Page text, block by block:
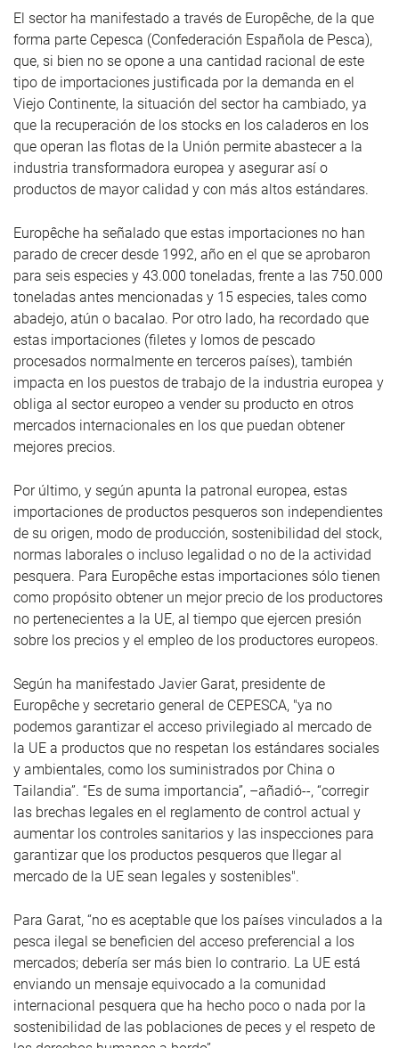
El sector ha manifestado a través de Europêche, de la que
forma parte Cepesca (Confederación Española de Pesca),
que, si bien no se opone a una cantidad racional de este
tipo de importaciones justificada por la demanda en el
Viejo Continente, la situación del sector ha cambiado, ya
que la recuperación de los stocks en los caladeros en los
que operan las flotas de la Unión permite abastecer a la
industria transformadora europea y asegurar así o
productos de mayor calidad y con más altos estándares.
Europêche ha señalado que estas importaciones no han
parado de crecer desde 1992, año en el que se aprobaron
para seis especies y 43.000 toneladas, frente a las 750.000
toneladas antes mencionadas y 15 especies, tales como
abadejo, atún o bacalao. Por otro lado, ha recordado que
estas importaciones (filetes y lomos de pescado
procesados normalmente en terceros países), también
impacta en los puestos de trabajo de la industria europea y
obliga al sector europeo a vender su producto en otros
mercados internacionales en los que puedan obtener
mejores precios.
Por último, y según apunta la patronal europea, estas
importaciones de productos pesqueros son independientes
de su origen, modo de producción, sostenibilidad del stock,
normas laborales o incluso legalidad o no de la actividad
pesquera. Para Europêche estas importaciones sólo tienen
como propósito obtener un mejor precio de los productores
no pertenecientes a la UE, al tiempo que ejercen presión
sobre los precios y el empleo de los productores europeos.
Según ha manifestado Javier Garat, presidente de
Europêche y secretario general de CEPESCA, "ya no
podemos garantizar el acceso privilegiado al mercado de
la UE a productos que no respetan los estándares sociales
y ambientales, como los suministrados por China o
Tailandia”. “Es de suma importancia”, –añadió--, “corregir
las brechas legales en el reglamento de control actual y
aumentar los controles sanitarios y las inspecciones para
garantizar que los productos pesqueros que llegar al
mercado de la UE sean legales y sostenibles".
Para Garat, “no es aceptable que los países vinculados a la
pesca ilegal se beneficien del acceso preferencial a los
mercados; debería ser más bien lo contrario. La UE está
enviando un mensaje equivocado a la comunidad
internacional pesquera que ha hecho poco o nada por la
sostenibilidad de las poblaciones de peces y el respeto de